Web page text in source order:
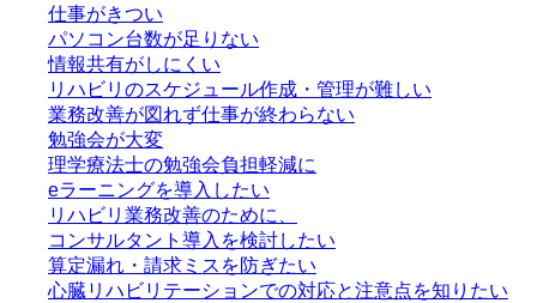
仕事がきつい
パソコン台数が足りない
情報共有がしにくい
リハビリのスケジュール作成・管理が難しい
業務改善が図れず仕事が終わらない
勉強会が大変
理学療法士の勉強会負担軽減に
eラーニングを導入したい
リハビリ業務改善のために、
コンサルタント導入を検討したい
算定漏れ・請求ミスを防ぎたい
心臓リハビリテーションでの対応と注意点を知りたい